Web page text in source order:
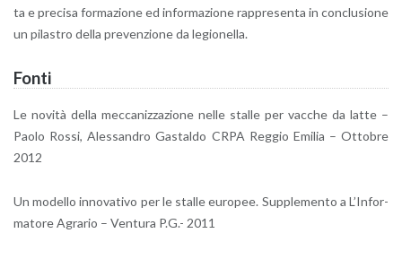
ta e pre­ci­sa for­ma­zio­ne ed in­for­ma­zio­ne rap­pre­sen­ta in con­clu­sio­ne
un pi­la­stro della pre­ven­zio­ne da le­gio­nel­la.
Fonti
Le no­vi­tà della mec­ca­niz­za­zio­ne nelle stal­le per vac­che da latte –
Paolo Rossi, Ales­san­dro Ga­stal­do CRPA Reg­gio Emi­lia – Ot­to­bre
2012
Un mo­del­lo in­no­va­ti­vo per le stal­le eu­ro­pee. Sup­ple­men­to a L’In­for­
ma­to­re Agra­rio – Ven­tu­ra P.G.- 2011